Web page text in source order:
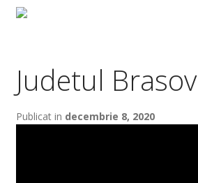
Judetul Brasov
Publicat in decembrie 8, 2020